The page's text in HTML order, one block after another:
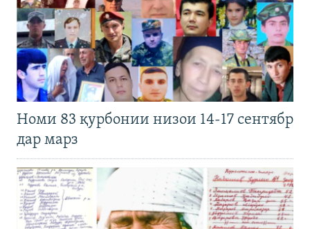
Номи 83 қурбонии низои 14-17 сентябр
дар марз